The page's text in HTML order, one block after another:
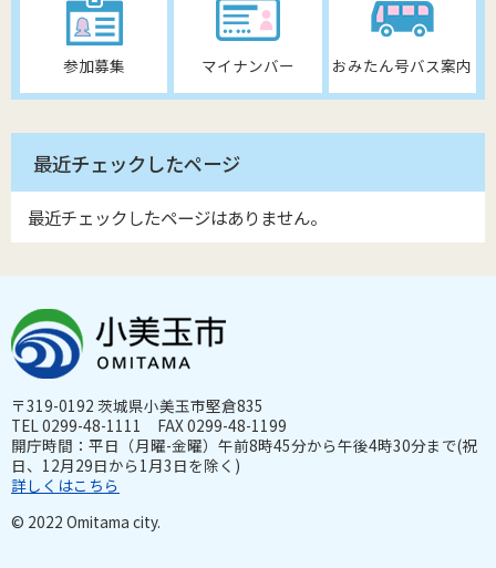
参加募集 マイナンバー おみたん号バス案内
最近チェックしたページ
最近チェックしたページはありません。
〒319-0192 茨城県小美玉市堅倉835
TEL 0299-48-1111 FAX 0299-48-1199
開庁時間：平日（月曜-金曜）午前8時45分から午後4時30分まで(祝
日、12月29日から1月3日を除く)
詳しくはこちら
© 2022 Omitama city.